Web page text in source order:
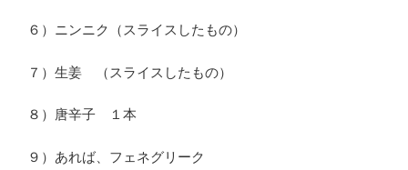
６）ニンニク（スライスしたもの）
７）生姜 （スライスしたもの）
８）唐辛子 １本
９）あれば、フェネグリーク